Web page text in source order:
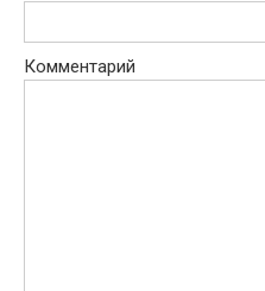
Комментарий